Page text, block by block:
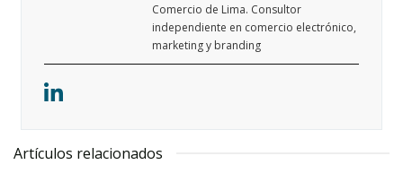
Comercio de Lima. Consultor
independiente en comercio electrónico,
marketing y branding
Artículos relacionados